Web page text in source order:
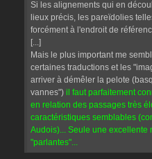
Si les alignements qui en
lieux précis, les pareïdolies
forcément à l'endroit de
[...]
Mais le plus important me
certaines traductions et les
arriver à démêler la pelote
vannes") il faut parfaitement
en relation des passages très
caractéristiques semblables
Audois)... Seule une excellente
"parlantes"...